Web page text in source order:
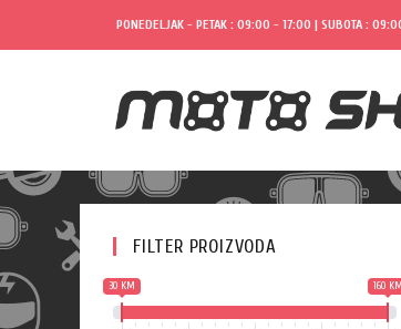
PONEDELJAK - PETAK : 09:00 - 17:00 | SUBOTA :
FILTER PROIZVODA
30 KM 160 KM